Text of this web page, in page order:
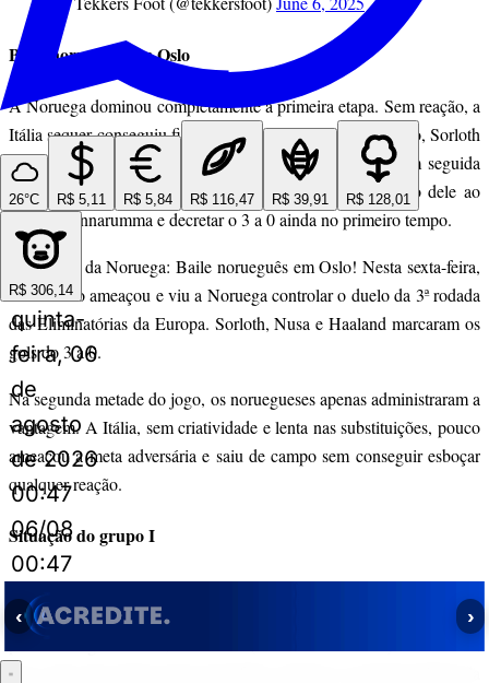
26°C R$ 5,11 R$ 5,84 R$ 116,47 R$ 39,91 R$ 128,01
R$ 306,14
quinta-
feira, 06
de
agosto
de 2026
00:47
06/08
00:47
‹ ›
Baile norueguês em Oslo
A Noruega dominou completamente a primeira etapa. Sem reação, a
Itália sequer conseguiu finalizar com perigo. Logo no início, Sorloth
abriu o placar após boa jogada de Nusa, que ampliou em seguida
com um golaço. Haaland, como já virou rotina, deixou o dele ao
driblar Donnarumma e decretar o 3 a 0 ainda no primeiro tempo.
— Vitória da Noruega: Baile norueguês em Oslo! Nesta sexta-feira,
a Itália não ameaçou e viu a Noruega controlar o duelo da 3ª rodada
das Eliminatórias da Europa. Sorloth, Nusa e Haaland marcaram os
gols do 3 a 0.
Na segunda metade do jogo, os noruegueses apenas administraram a
vantagem. A Itália, sem criatividade e lenta nas substituições, pouco
ameaçou a meta adversária e saiu de campo sem conseguir esboçar
qualquer reação.
Situação do grupo I
Com o resultado, a Noruega assumiu a liderança do Grupo I,
somando 9 pontos em três jogos. A equipe encara a Estônia na
que só fez sua estreia nesta sexta-feira, tentará se recuperar diante da